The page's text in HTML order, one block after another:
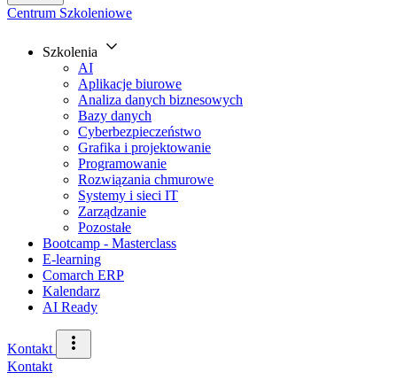
Centrum Szkoleniowe
Szkolenia
AI
Aplikacje biurowe
Analiza danych biznesowych
Bazy danych
Cyberbezpieczeństwo
Grafika i projektowanie
Programowanie
Rozwiązania chmurowe
Systemy i sieci IT
Zarządzanie
Pozostałe
Bootcamp - Masterclass
E-learning
Comarch ERP
Kalendarz
AI Ready
Kontakt
Kontakt